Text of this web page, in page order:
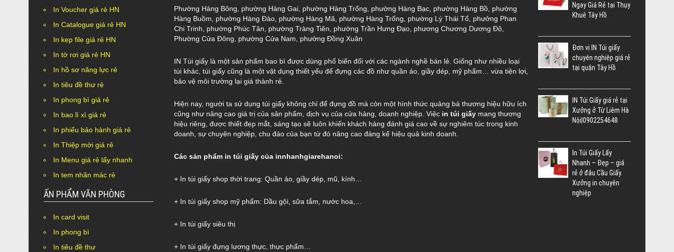
Ngay Giá Rẻ tại Thụy
Khuê Tây Hồ
Đơn vị IN Túi giấy
chuyên nghiệp giá rẻ
tại quận Tây Hồ
IN Túi Giấy giá rẻ tại
Xưởng ở Từ Liêm Hà
Nội|0902254648
In Túi Giấy Lấy
Nhanh – Đẹp – giá
rẻ ở đâu Cầu Giấy.
Xưởng in chuyên
nghiệp
Phường Hàng Bông, phường Hàng Gai, phường Hàng Trống, phường Hàng Bạc, phường Hàng Bồ, phường
Hàng Buồm, phường Hàng Đào, phường Hàng Mã, phường Hàng Trống, phường Lý Thái Tổ, phưởng Phan
Chi Trinh, phường Phúc Tân, phường Tràng Tiên, phường Trần Hưng Đạo, phương Chương Dương Độ,
Phường Cửa Đông, phường Cửa Nam, phường Đồng Xuân
IN Túi giấy là một sản phẩm bao bì được dùng phổ biến đối với các ngành nghề bán lẻ. Giống như nhiều loại
túi khác, túi giấy cũng là một vật dụng thiết yếu để đựng các đồ như quần áo, giầy dép, mỹ phẩm… vừa tiện lợi,
bảo vệ môi trường lại giá thành rẻ.
Hiện nay, người ta sử dụng túi giấy không chỉ để đựng đồ mà còn một hình thức quảng bá thương hiệu hữu ích
cũng như nâng cao giá trị của sản phẩm, dịch vụ của cửa hàng, doanh nghiệp. Việc in túi giấy mang thương
hiệu riêng, được thiết đẹp mắt, sáng tạo sẽ luôn khiến khách hàng đánh giá cao về sự nghiêm túc trong kinh
doanh, sự chuyên nghiệp, chu đáo của bạn từ đó nâng cao đáng kể hiệu quả kinh doanh.
Các sản phẩm in túi giấy của innhanhgiarehanoi:
+ In túi giấy shop thời trang: Quần áo, giầy dép, mũ, kính…
+ In túi giấy shop mỹ phẩm: Dầu gội, sữa tắm, nước hoa,…
+ In túi giấy siêu thị
+ In túi giấy đựng lương thực, thực phẩm…
In Voucher giá rẻ HN
In Catalogue giá rẻ HN
In kẹp file giá rẻ HN
In tờ rơi giá rẻ HN
In hồ sơ năng lực rẻ
In tiêu đề thư rẻ
In phong bì giá rẻ
In bao lì xì giá rẻ
In phiếu bảo hành giá rẻ
In Thiệp mời giá rẻ
In Menu giá rẻ lấy nhanh
In tem nhãn mác rẻ
ẤN PHẨM VĂN PHÒNG
In card visit
In phong bì
In tiêu đề thư